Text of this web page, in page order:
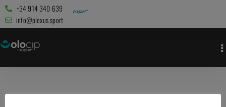
+34 914 340 639
info@plexus.sport